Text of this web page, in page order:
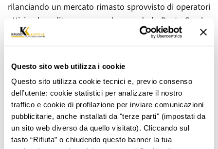
Questo sito web utilizza i cookie
Questo sito utilizza cookie tecnici e, previo consenso
dell’utente: cookie statistici per analizzare il nostro
traffico e cookie di profilazione per inviare comunicazioni
pubblicitarie, anche installati da "terze parti" (impostati da
un sito web diverso da quello visitato). Cliccando sul
tasto “Rifiuta” o chiudendo questo banner la tua
rilanciando un mercato rimasto sprovvisto di operatori
attivi nel credito su pegno da quando le Poste Greche
prima ed Eurobank poi hanno dismesso questa
attività. Tra glioggetti di valore lasciati in garanziaper
ottenere un prestito immediato spiccano i
totale dei beni impegnati, immediatamente seguiti da
orologi di marca per il 35%e dasterline in oro per il
9%.
L’affidabilità e la trasparenza della società sono state